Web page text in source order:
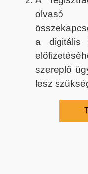
olvasó
a digitális
szereplő
lesz